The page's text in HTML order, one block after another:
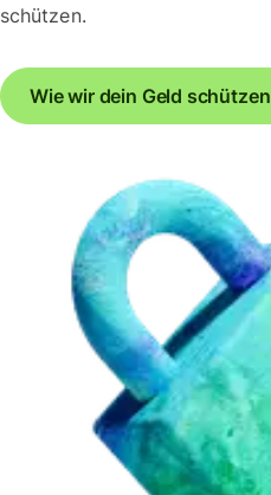
schützen.
Wie wir dein Geld schützen